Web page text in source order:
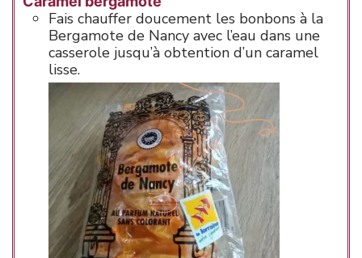
Fais chauffer doucement les bonbons à la
Bergamote de Nancy avec l’eau dans une
casserole jusqu’à obtention d’un caramel
lisse.